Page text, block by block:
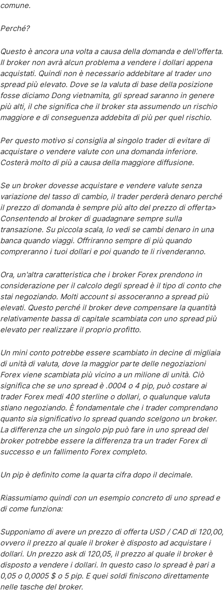
comune.
Perché?
Questo è ancora una volta a causa della domanda e dell'offerta.
Il broker non avrà alcun problema a vendere i dollari appena
acquistati. Quindi non è necessario addebitare al trader uno
spread più elevato. Dove se la valuta di base della posizione
fosse diciamo Dong vietnamita, gli spread saranno in genere
più alti, il che significa che il broker sta assumendo un rischio
maggiore e di conseguenza addebita di più per quel rischio.
Per questo motivo si consiglia al singolo trader di evitare di
acquistare o vendere valute con una domanda inferiore.
Costerà molto di più a causa della maggiore diffusione.
Se un broker dovesse acquistare e vendere valute senza
variazione del tasso di cambio, il trader perderà denaro perché
il prezzo di domanda è sempre più alto del prezzo di offerta>
Consentendo al broker di guadagnare sempre sulla
transazione. Su piccola scala, lo vedi se cambi denaro in una
banca quando viaggi. Offriranno sempre di più quando
compreranno i tuoi dollari e poi quando te li rivenderanno.
Ora, un'altra caratteristica che i broker Forex prendono in
considerazione per il calcolo degli spread è il tipo di conto che
stai negoziando. Molti account si assoceranno a spread più
elevati. Questo perché il broker deve compensare la quantità
relativamente bassa di capitale scambiata con uno spread più
elevato per realizzare il proprio profitto.
Un mini conto potrebbe essere scambiato in decine di migliaia
di unità di valuta, dove la maggior parte delle negoziazioni
Forex viene scambiata più vicino a un milione di unità. Ciò
significa che se uno spread è .0004 o 4 pip, può costare ai
trader Forex medi 400 sterline o dollari, o qualunque valuta
stiano negoziando. È fondamentale che i trader comprendano
quanto sia significativo lo spread quando scelgono un broker.
La differenza che un singolo pip può fare in uno spread del
broker potrebbe essere la differenza tra un trader Forex di
successo e un fallimento Forex completo.
Un pip è definito come la quarta cifra dopo il decimale.
Riassumiamo quindi con un esempio concreto di uno spread e
di come funziona:
Supponiamo di avere un prezzo di offerta USD / CAD di 120,00,
ovvero il prezzo al quale il broker è disposto ad acquistare i
dollari. Un prezzo ask di 120,05, il prezzo al quale il broker è
disposto a vendere i dollari. In questo caso lo spread è pari a
0,05 o 0,0005 $ o 5 pip. E quei soldi finiscono direttamente
nelle tasche del broker.